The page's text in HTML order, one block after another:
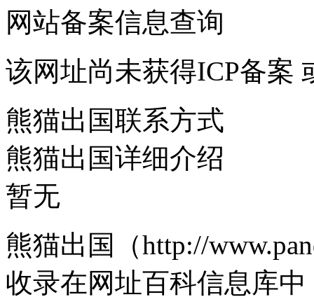
网站备案信息查询
该网址尚未获得ICP备案
熊猫出国联系方式
熊猫出国详细介绍
暂无
熊猫出国（http://
收录在网址百科信息库